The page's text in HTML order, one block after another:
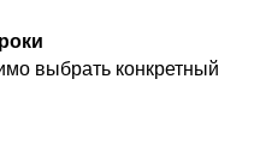
выбрать конкретный